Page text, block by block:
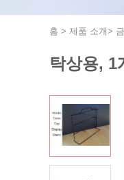
홈 > 제품 소개>
탁상용, 1